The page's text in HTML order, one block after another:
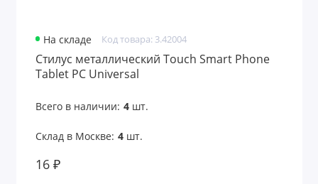
На складе Код товара: 3.42004
Стилус металлический Touch Smart Phone
Tablet PC Universal
Всего в наличии: 4шт.
Склад в Москве: 4шт.
16 ₽